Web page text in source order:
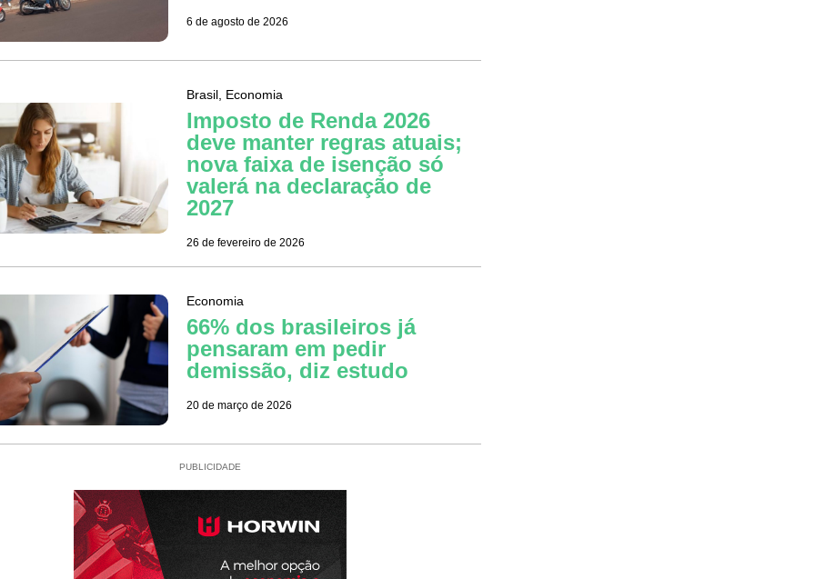
6 de agosto de 2026
Brasil Economia
Imposto de Renda 2026
deve manter regras atuais;
nova faixa de isenção só
valerá na declaração de
2027
26 de fevereiro de 2026
Economia
66% dos brasileiros já
pensaram em pedir
demissão, diz estudo
20 de março de 2026
PUBLICIDADE